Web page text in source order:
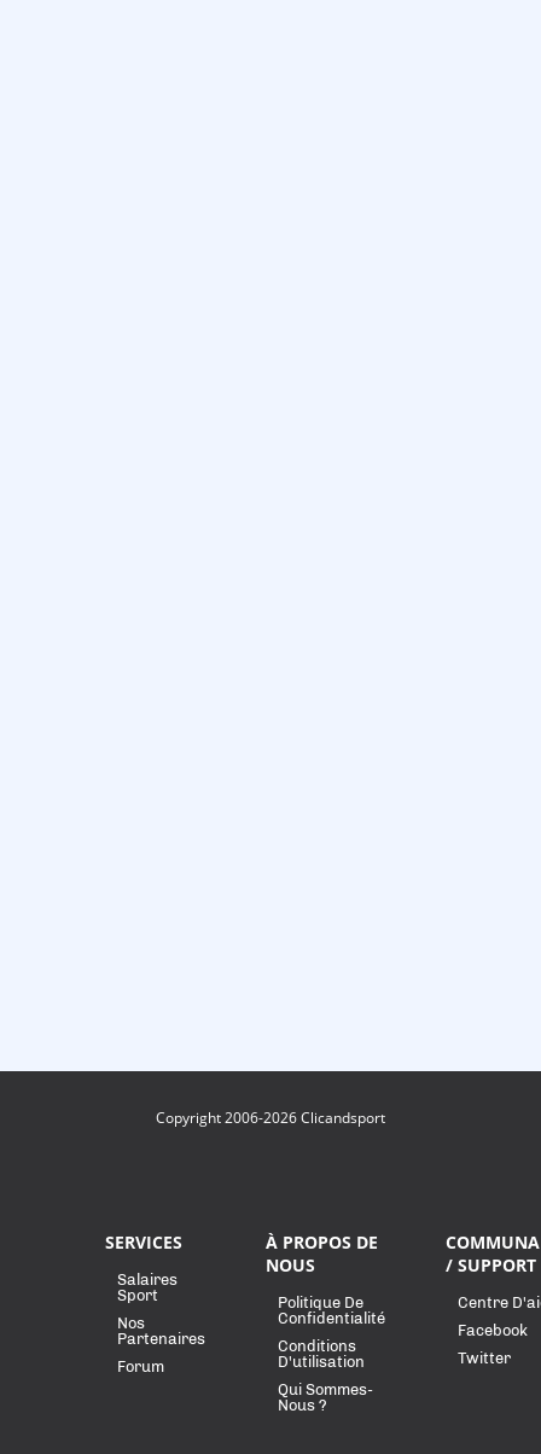
Copyright 2006-2026 Clicandsport
SERVICES
Salaires
Sport
Nos
Partenaires
Forum
À PROPOS DE
NOUS
Politique De
Confidentialité
Conditions
D'utilisation
Qui Sommes-
Nous ?
/ SUPPORT
Centre
Facebook
Twitter